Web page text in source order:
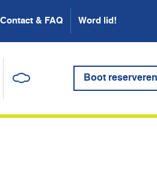
Contact & FAQ Word lid!
Boot reserveren